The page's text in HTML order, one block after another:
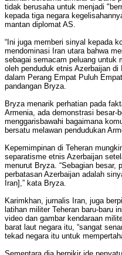
tidak berusaha untuk menjadi
kepada tiga negara
mantan diplomat AS.
“Ini juga memberi sinyal kepada
mendominasi Iran utara bahwa
sebagai semacam peluang untuk
oleh penduduk etnis Azerbaijan
dalam Perang Empat Puluh
pandangan Bryza.
Bryza menarik perhatian pada
Armenia, ada demonstrasi besar-
menggarisbawahi bagaimana
bersatu melawan pendudukan
Kepemimpinan di Teheran
separatisme etnis Azerbaijan
menurut Bryza. “Sebagian besar,
perbatasan Azerbaijan adalah
Iran],” kata Bryza.
Karimkhan, jurnalis Iran, juga
latihan militer Teheran baru-baru
video dan gambar kendaraan
barat laut negara itu, “sangat
tekad negara itu untuk